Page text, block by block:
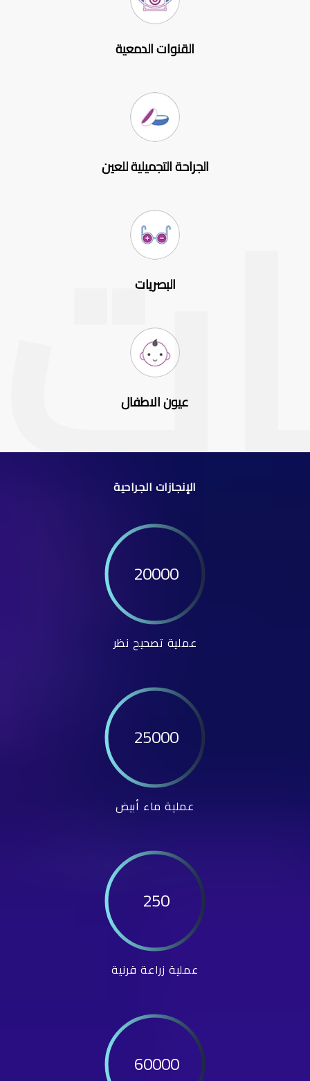
القنوات الدمعية
الجراحة التجميلية للعين
البصريات
عيون الاطفال
الإنجازات الجراحية
20000
عملية تصحيح نظر
25000
عملية ماء أبيض
250
عملية زراعة قرنية
60000